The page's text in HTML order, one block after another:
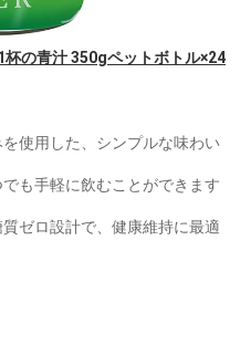
の青汁 350gペットボトル×24
使用した、シンプルな味わい
も手軽に飲むことができます
ゼロ設計で、健康維持に最適